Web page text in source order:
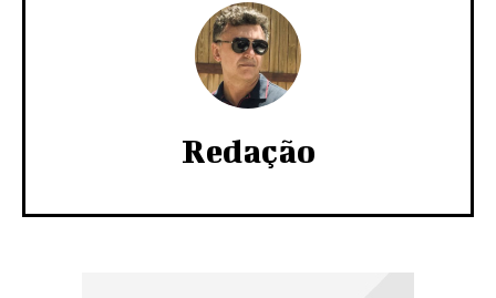
Redação